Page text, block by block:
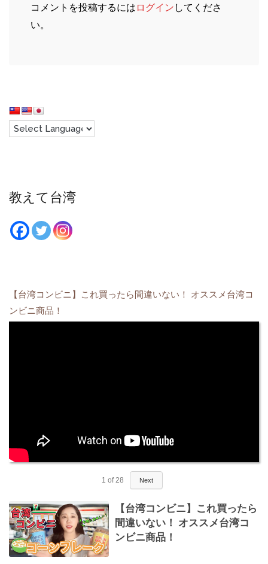
コメントを投稿するには ログイン してくださ
い。
教えて台湾
【台湾コンビニ】これ買ったら間違いない！ オススメ台湾コ
ンビニ商品！
1 of 28 Next
【台湾コンビニ】これ買ったら
間違いない！ オススメ台湾コ
ンビニ商品！